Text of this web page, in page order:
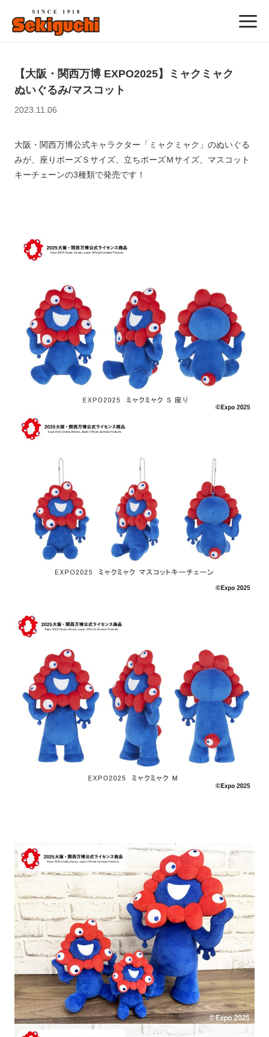
【大阪・関西万博 EXPO2025】ミャクミャク
ぬいぐるみ/マスコット
2023.11.06
大阪・関西万博公式キャラクター「ミャクミャク」のぬいぐる
みが、座りポーズＳサイズ、立ちポーズＭサイズ、マスコット
キーチェーンの3種類で発売です！